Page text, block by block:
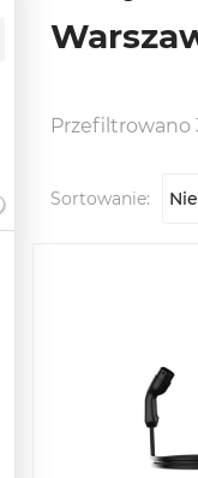
Przefiltrowano
Sortowanie: